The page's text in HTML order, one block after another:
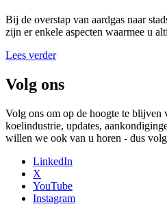
Bij de overstap van aardgas naar
zijn er enkele aspecten waarmee u
Lees verder
Volg ons
Volg ons om op de hoogte te blijven
koelindustrie, updates,
willen we ook van u horen - dus volg
LinkedIn
X
YouTube
Instagram